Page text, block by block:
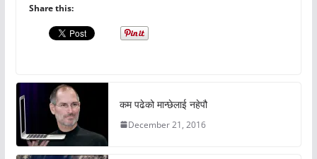
Share this:
कम पढेको मान्छेलाई नहेपौ
December 21, 2016